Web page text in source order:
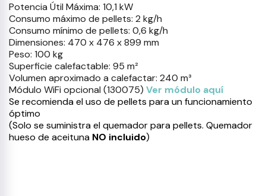
Potencia Útil Máxima: 10,1 kW
Consumo máximo de pellets: 2 kg/h
Consumo mínimo de pellets: 0,6 kg/h
Dimensiones: 470 x 476 x 899 mm
Peso: 100 kg
Superficie calefactable: 95 m²
Volumen aproximado a calefactar: 240 m³
Módulo WiFi opcional (130075) Ver módulo aquí
Se recomienda el uso de pellets para un funcionamiento
óptimo
(Solo se suministra el quemador para pellets. Quemador
hueso de aceituna NO incluido)